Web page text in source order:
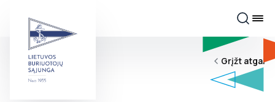
Grįžt atgal